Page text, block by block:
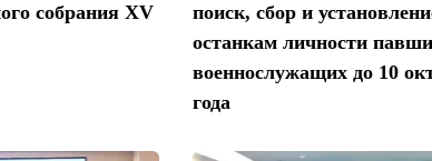
собрания XV
поиск, сбор и
останкам личности
военнослужащих до 10
года